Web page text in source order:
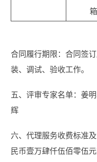
箱
合同履行期限：合同签
装、调试、验收工作。
五、评审专家名单：姜
辉
六、代理服务收费标准
民币壹万肆仟伍佰零伍